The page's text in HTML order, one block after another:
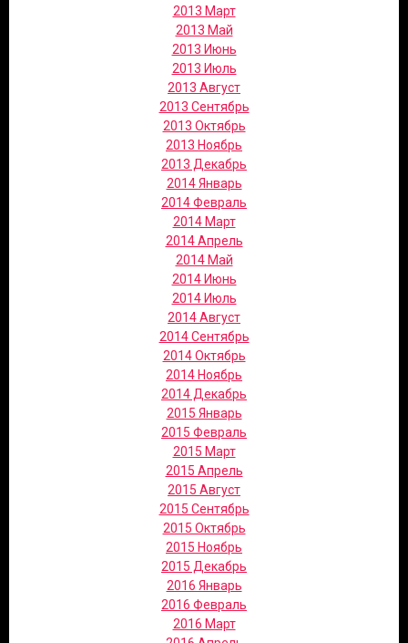
2013 Март
2013 Май
2013 Июнь
2013 Июль
2013 Август
2013 Сентябрь
2013 Октябрь
2013 Ноябрь
2013 Декабрь
2014 Январь
2014 Февраль
2014 Март
2014 Апрель
2014 Май
2014 Июнь
2014 Июль
2014 Август
2014 Сентябрь
2014 Октябрь
2014 Ноябрь
2014 Декабрь
2015 Январь
2015 Февраль
2015 Март
2015 Апрель
2015 Август
2015 Сентябрь
2015 Октябрь
2015 Ноябрь
2015 Декабрь
2016 Январь
2016 Февраль
2016 Март